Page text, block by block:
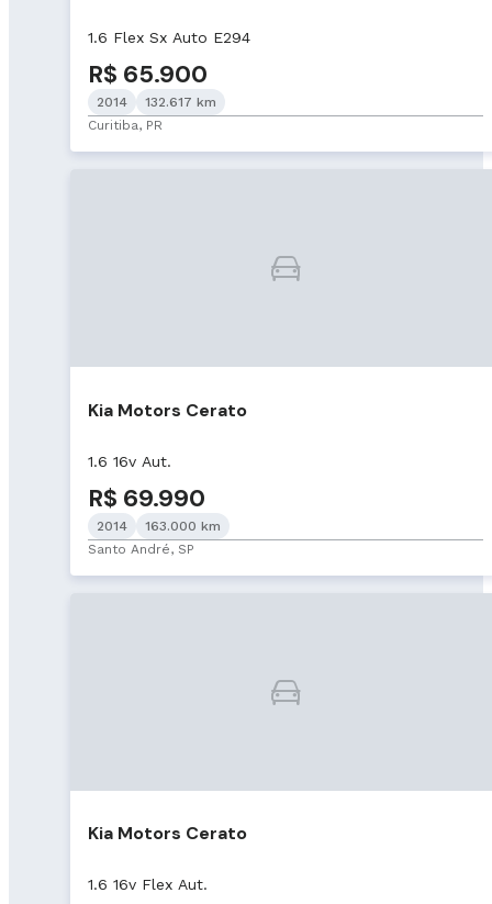
1.6 Flex Sx Auto E294
R$ 65.900
2014
132.617 km
Curitiba, PR
Kia Motors Cerato
1.6 16v Aut.
R$ 69.990
2014
163.000 km
Santo André, SP
Kia Motors Cerato
1.6 16v Flex Aut.